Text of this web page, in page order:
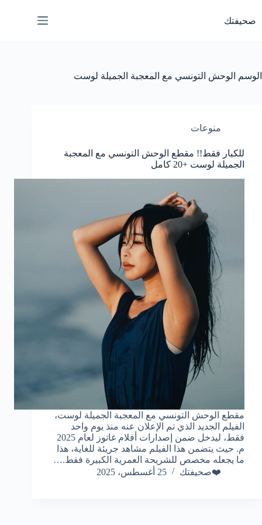
المحتوى
صحيفتك
الوسم الوحش التونسي مع المعجبة الجميلة لوست
منوعات
للكبار فقط!! مقطع الوحش التونسي مع المعجبة
الجميلة لوست +20 كامل
مقطع الوحش التونسي مع المعجبة الجميلة لوست،
الفيلم الجديد الذي تم الإعلان عنه منذ يوم واحد
فقط، ليدخل ضمن إصدارات أفلام غاتوز لعام 2025
م. حيث يتضمن هذا الفيلم مشاهد جريئة للغاية، هذا
ما يجعله مخصص للشريحة العمرية الكبيرة فقط.…
❤️صحيفتك
25 أغسطس، 2025